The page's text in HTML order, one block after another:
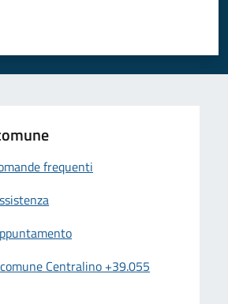
5 stelle su 5
stelle su 5
su 5
5
frequenti
Centralino +39.055